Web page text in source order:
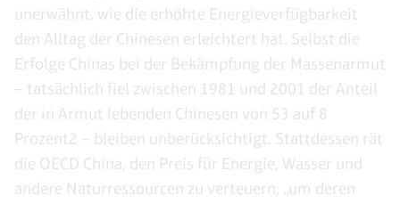
unerwähnt, wie die erhöhte Energieverfügbarkeit
den Alltag der Chinesen erleichtert hat. Selbst die
Erfolge Chinas bei der Bekämpfung der Massenarmut
– tatsächlich fiel zwischen 1981 und 2001 der Anteil
der in Armut lebenden Chinesen von 53 auf 8
Prozent2 – bleiben unberücksichtigt. Stattdessen rät
die OECD China, den Preis für Energie, Wasser und
andere Naturressourcen zu verteuern, „um deren